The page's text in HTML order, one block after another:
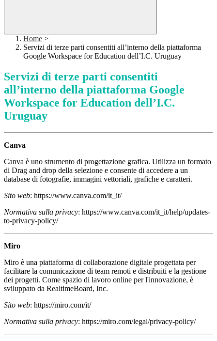
Home >
Servizi di terze parti consentiti all’interno della piattaforma
Google Workspace for Education dell’I.C. Uruguay
Servizi di terze parti consentiti
all’interno della piattaforma Google
Workspace for Education dell’I.C.
Uruguay
Canva
Canva è uno strumento di progettazione grafica. Utilizza un formato
di Drag and drop della selezione e consente di accedere a un
database di fotografie, immagini vettoriali, grafiche e caratteri.
Sito web: https://www.canva.com/it_it/
Normativa sulla privacy: https://www.canva.com/it_it/help/updates-
to-privacy-policy/
Miro
Miro è una piattaforma di collaborazione digitale progettata per
facilitare la comunicazione di team remoti e distribuiti e la gestione
dei progetti. Come spazio di lavoro online per l'innovazione, è
sviluppato da RealtimeBoard, Inc.
Sito web: https://miro.com/it/
Normativa sulla privacy: https://miro.com/legal/privacy-policy/